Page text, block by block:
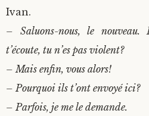
Ivan.
– Saluons-nous, le
t’écoute, tu n’es pas violent?
– Mais enfin, vous alors!
– Pourquoi ils t’ont envoyé ici?
– Parfois, je me le demande.